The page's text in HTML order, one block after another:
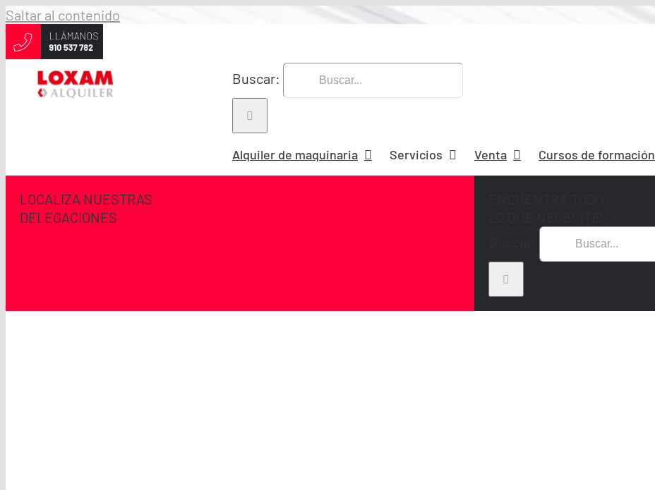
Saltar al contenido
Buscar:
Alquiler de maquinaria Servicios Venta Cursos de formación
LOCALIZA NUESTRAS
DELEGACIONES